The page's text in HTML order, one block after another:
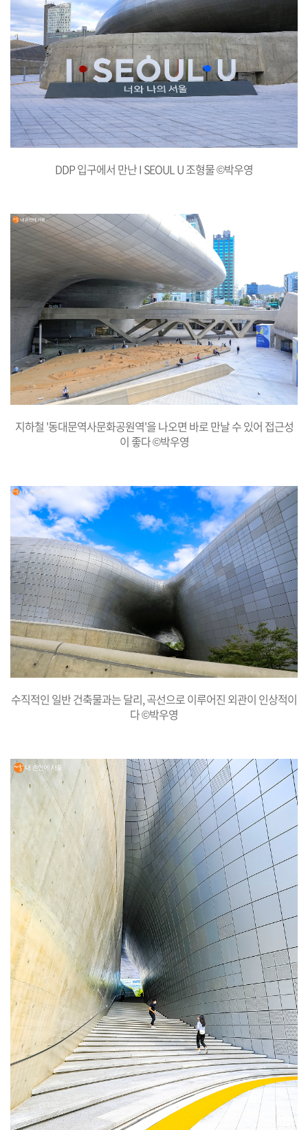
DDP 입구에서 만난 I SEOUL U 조형물 ©박우영
지하철 '동대문역사문화공원역'을 나오면 바로 만날 수 있어 접근성
이 좋다 ©박우영
수직적인 일반 건축물과는 달리, 곡선으로 이루어진 외관이 인상적이
다 ©박우영